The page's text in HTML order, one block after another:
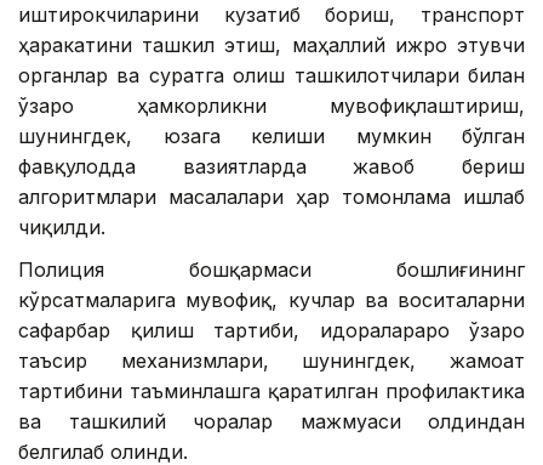
иштирокчиларини кузатиб бориш, транспорт
ҳаракатини ташкил этиш, маҳаллий ижро этувчи
органлар ва суратга олиш ташкилотчилари билан
ўзаро ҳамкорликни мувофиқлаштириш,
шунингдек, юзага келиши мумкин бўлган
фавқулодда вазиятларда жавоб бериш
алгоритмлари масалалари ҳар томонлама ишлаб
чиқилди.
Полиция бошқармаси бошлиғининг
кўрсатмаларига мувофиқ, кучлар ва воситаларни
сафарбар қилиш тартиби, идоралараро ўзаро
таъсир механизмлари, шунингдек, жамоат
тартибини таъминлашга қаратилган профилактика
ва ташкилий чоралар мажмуаси олдиндан
белгилаб олинди.